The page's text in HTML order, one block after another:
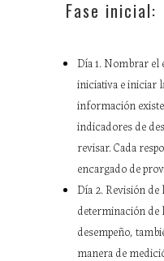
Fase inicial:
Día 1. Nombrar el
iniciativa e iniciar
información
indicadores de
revisar. Cada
encargado de
Día 2. Revisión
determinación de
desempeño,
manera de